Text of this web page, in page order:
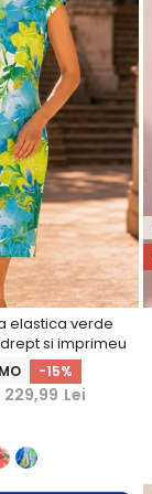
elastica verde
si imprimeu
-15%
229,99 Lei